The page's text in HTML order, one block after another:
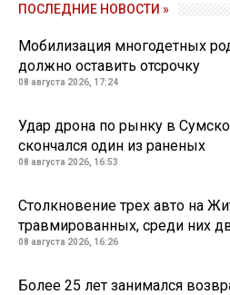
ПОСЛЕДНИЕ НОВОСТИ »
Мобилизация многодетных
должно оставить отсрочку
08 августа 2026, 17:24
Удар дрона по рынку в
скончался один из раненых
08 августа 2026, 16:53
Столкновение трех авто на
травмированных, среди них
08 августа 2026, 16:26
Более 25 лет занимался